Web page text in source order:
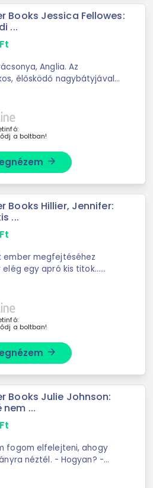
Books Jessica Fellowes:
...
Ft
Anglia. Az
élősködő nagybátyjával
lehetőség szerint
a boltban!
arrow_forward
Books Hillier, Jennifer:
...
Ft
ember megfejtéséhez
elég egy apró kis titok...
szerelme, Derek
sikeres ...
a boltban!
arrow_forward
Books Julie Johnson:
nem ...
Ft
fogom elfelejteni, ahogy
néztél. - Hogyan? -